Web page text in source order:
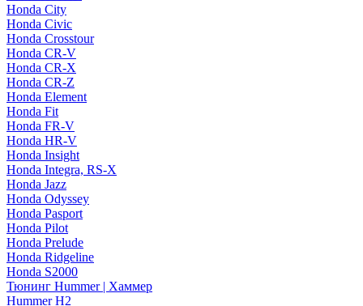
Honda City
Honda Civic
Honda Crosstour
Honda CR-V
Honda CR-X
Honda CR-Z
Honda Element
Honda Fit
Honda FR-V
Honda HR-V
Honda Insight
Honda Integra, RS-X
Honda Jazz
Honda Odyssey
Honda Pasport
Honda Pilot
Honda Prelude
Honda Ridgeline
Honda S2000
Тюнинг Hummer | Хаммер
Hummer H2